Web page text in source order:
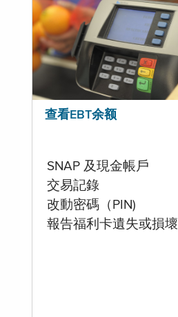
查看EBT余额
SNAP 及現金帳戶
交易記錄
改動密碼（PIN)
報告福利卡遺失或損壞